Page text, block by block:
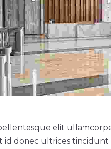
elit
id donec ultrices tincidunt